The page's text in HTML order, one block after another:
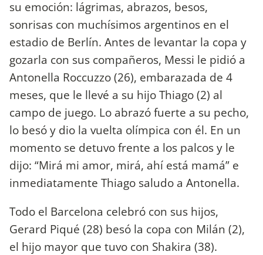
su emoción: lágrimas, abrazos, besos,
sonrisas con muchísimos argentinos en el
estadio de Berlín. Antes de levantar la copa y
gozarla con sus compañeros, Messi le pidió a
Antonella Roccuzzo (26), embarazada de 4
meses, que le llevé a su hijo Thiago (2) al
campo de juego. Lo abrazó fuerte a su pecho,
lo besó y dio la vuelta olímpica con él. En un
momento se detuvo frente a los palcos y le
dijo: “Mirá mi amor, mirá, ahí está mamá” e
inmediatamente Thiago saludo a Antonella.
Todo el Barcelona celebró con sus hijos,
Gerard Piqué (28) besó la copa con Milán (2),
el hijo mayor que tuvo con Shakira (38).